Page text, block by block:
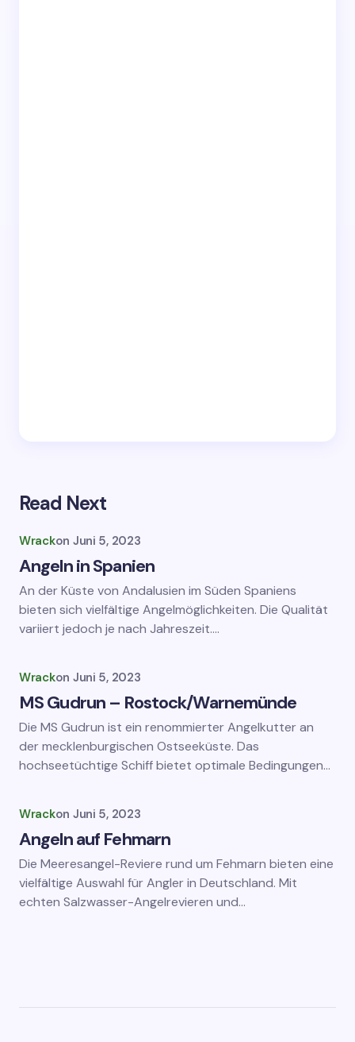
Read Next
Wrackon Juni 5, 2023
Angeln in Spanien
An der Küste von Andalusien im Süden Spaniens
bieten sich vielfältige Angelmöglichkeiten. Die Qualität
variiert jedoch je nach Jahreszeit.…
Wrackon Juni 5, 2023
MS Gudrun – Rostock/Warnemünde
Die MS Gudrun ist ein renommierter Angelkutter an
der mecklenburgischen Ostseeküste. Das
hochseetüchtige Schiff bietet optimale Bedingungen…
Wrackon Juni 5, 2023
Angeln auf Fehmarn
Die Meeresangel-Reviere rund um Fehmarn bieten eine
vielfältige Auswahl für Angler in Deutschland. Mit
echten Salzwasser-Angelrevieren und…